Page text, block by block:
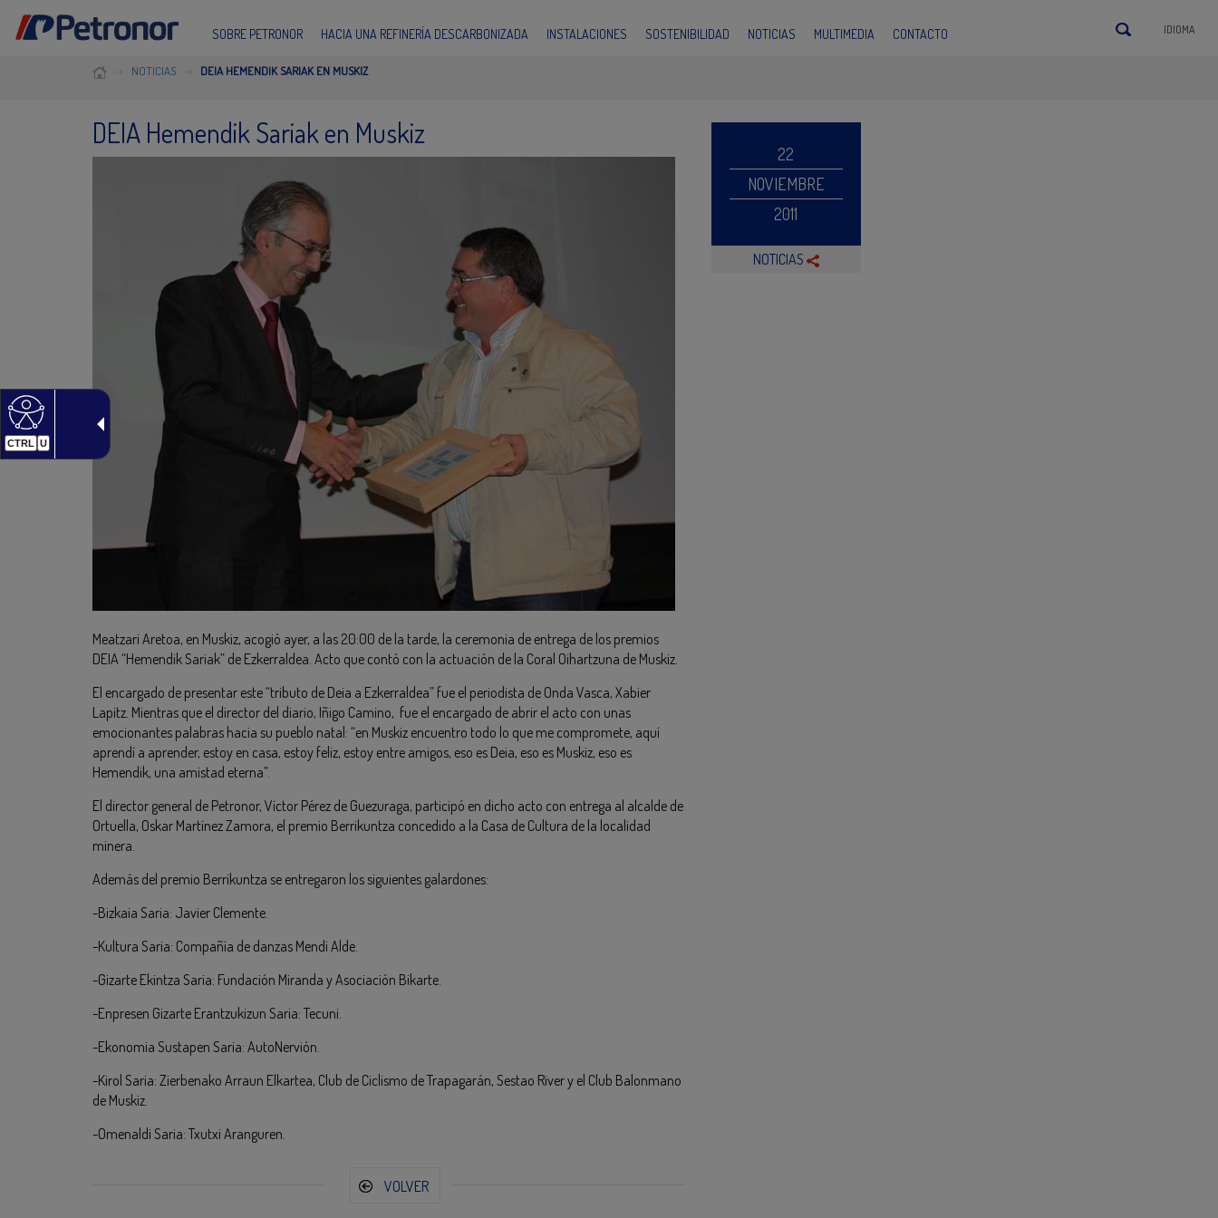
CTRL U
SOBRE PETRONOR HACIA UNA REFINERÍA DESCARBONIZADA INSTALACIONES SOSTENIBILIDAD NOTICIAS MULTIMEDIA CONTACTO IDIOMA
NOTICIAS DEIA HEMENDIK SARIAK EN MUSKIZ
DEIA Hemendik Sariak en Muskiz
Meatzari Aretoa, en Muskiz, acogió ayer, a las 20:00 de la tarde, la ceremonia de entrega de los premios
DEIA “Hemendik Sariak” de Ezkerraldea. Acto que contó con la actuación de la Coral Oihartzuna de Muskiz.
El encargado de presentar este “tributo de Deia a Ezkerraldea” fue el periodista de Onda Vasca, Xabier
Lapitz. Mientras que el director del diario, Iñigo Camino, fue el encargado de abrir el acto con unas
emocionantes palabras hacia su pueblo natal: “en Muskiz encuentro todo lo que me compromete, aquí
aprendí a aprender, estoy en casa, estoy feliz, estoy entre amigos, eso es Deia, eso es Muskiz, eso es
Hemendik, una amistad eterna”.
El director general de Petronor, Víctor Pérez de Guezuraga, participó en dicho acto con entrega al alcalde de
Ortuella, Oskar Martínez Zamora, el premio Berrikuntza concedido a la Casa de Cultura de la localidad
minera.
Además del premio Berrikuntza se entregaron los siguientes galardones:
-Bizkaia Saria: Javier Clemente.
-Kultura Saria: Compañía de danzas Mendi Alde.
-Gizarte Ekintza Saria: Fundación Miranda y Asociación Bikarte.
-Enpresen Gizarte Erantzukizun Saria: Tecuni.
-Ekonomia Sustapen Saria: AutoNervión.
-Kirol Saria: Zierbenako Arraun Elkartea, Club de Ciclismo de Trapagarán, Sestao River y el Club Balonmano
de Muskiz.
-Omenaldi Saria: Txutxi Aranguren.
VOLVER
22
NOVIEMBRE
2011
NOTICIAS